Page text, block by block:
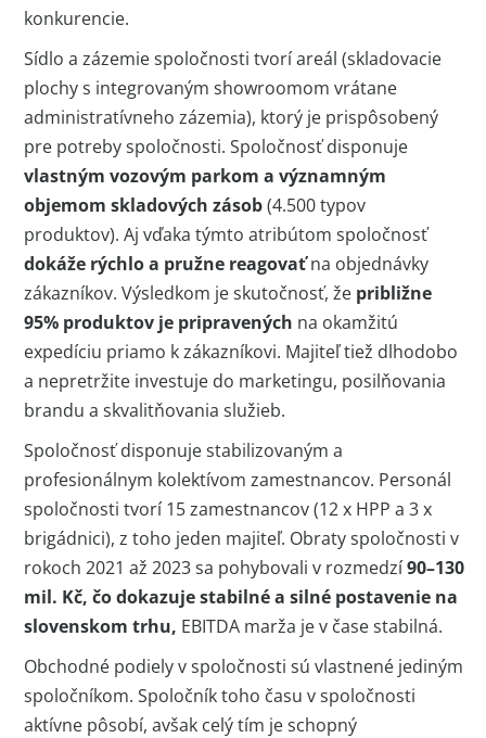
konkurencie.
Sídlo a zázemie spoločnosti tvorí areál (skladovacie
plochy s integrovaným showroomom vrátane
administratívneho zázemia), ktorý je prispôsobený
pre potreby spoločnosti. Spoločnosť disponuje
vlastným vozovým parkom a významným
objemom skladových zásob(4.500 typov
produktov). Aj vďaka týmto atribútom spoločnosť
dokáže rýchlo a pružne reagovaťna objednávky
zákazníkov. Výsledkom je skutočnosť, že približne
95% produktov je pripravených na okamžitú
expedíciu priamo k zákazníkovi. Majiteľ tiež dlhodobo
a nepretržite investuje do marketingu, posilňovania
brandu a skvalitňovania služieb.
Spoločnosť disponuje stabilizovaným a
profesionálnym kolektívom zamestnancov. Personál
spoločnosti tvorí 15 zamestnancov (12 x HPP a 3 x
brigádnici), z toho jeden majiteľ. Obraty spoločnosti v
rokoch 2021 až 2023 sa pohybovali v rozmedzí90–130
mil. Kč, čo dokazuje stabilné a silné postavenie na
slovenskom trhu, EBITDA marža je v čase stabilná.
Obchodné podiely v spoločnosti sú vlastnené jediným
spoločníkom. Spoločník toho času v spoločnosti
aktívne pôsobí, avšak celý tím je schopný